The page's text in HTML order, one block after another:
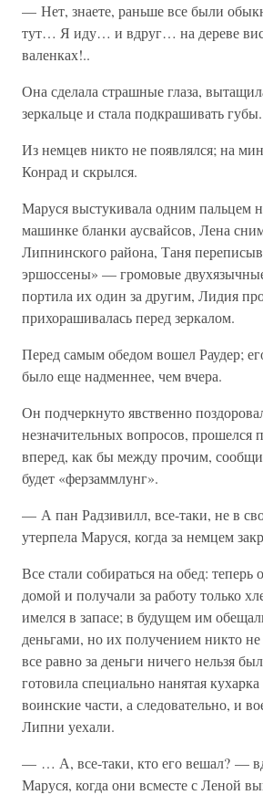
— Нет, знаете, раньше все были
тут… Я иду… и вдруг… на дереве
валенках!..
Она сделала страшные глаза,
зеркальце и стала подкрашивать губы.
Из немцев никто не появлялся; на
Конрад и скрылся.
Маруся выстукивала одним пальцем
машинке бланки аусвайсов, Лена
Липнинского района, Таня
эршоссены» — громовые
портила их один за другим, Лидия
прихорашивалась перед зеркалом.
Перед самым обедом вошел Раудер;
было еще надменнее, чем вчера.
Он подчеркнуто явственно
незначительных вопросов, прошелся
вперед, как бы между прочим,
будет «ферзаммлунг».
— А пан Радзивилл, все-таки, не в
утерпела Маруся, когда за немцем
Все стали собираться на обед: теперь
домой и получали за работу только
имелся в запасе; в будущем им
деньгами, но их получением никто
все равно за деньги ничего нельзя
готовила специально нанятая
воинские части, а следовательно, и
Липни уехали.
— … А, все-таки, кто его вешал? —
Маруся, когда они всместе с Леной